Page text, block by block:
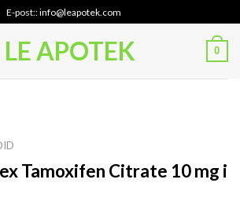
E-post:: info@leapotek.com
0
Tamoxifen Citrate 10 mg i